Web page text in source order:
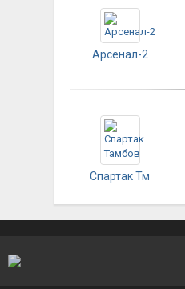
Арсенал-2
Спартак Тм